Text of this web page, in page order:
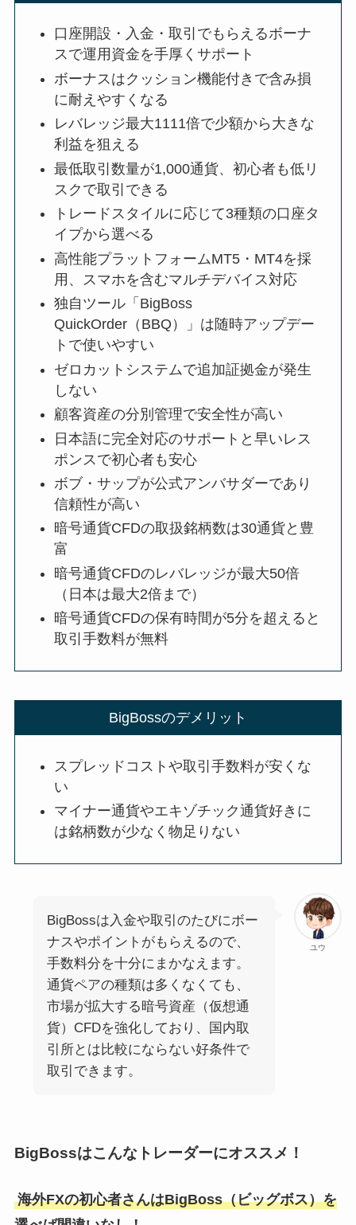
口座開設・入金・取引でもらえるボーナ
スで運用資金を手厚くサポート
ボーナスはクッション機能付きで含み損
に耐えやすくなる
レバレッジ最大1111倍で少額から大きな
利益を狙える
最低取引数量が1,000通貨、初心者も低リ
スクで取引できる
トレードスタイルに応じて3種類の口座タ
イプから選べる
高性能プラットフォームMT5・MT4を採
用、スマホを含むマルチデバイス対応
独自ツール「BigBoss
QuickOrder（BBQ）」は随時アップデー
トで使いやすい
ゼロカットシステムで追加証拠金が発生
しない
顧客資産の分別管理で安全性が高い
日本語に完全対応のサポートと早いレス
ポンスで初心者も安心
ボブ・サップが公式アンバサダーであり
信頼性が高い
暗号通貨CFDの取扱銘柄数は30通貨と豊
富
暗号通貨CFDのレバレッジが最大50倍
（日本は最大2倍まで）
暗号通貨CFDの保有時間が5分を超えると
取引手数料が無料
BigBossのデメリット
スプレッドコストや取引手数料が安くな
い
マイナー通貨やエキゾチック通貨好きに
は銘柄数が少なく物足りない
ユウ
BigBossは入金や取引のたびにボー
ナスやポイントがもらえるので、
手数料分を十分にまかなえます。
通貨ペアの種類は多くなくても、
市場が拡大する暗号資産（仮想通
貨）CFDを強化しており、国内取
引所とは比較にならない好条件で
取引できます。
BigBossはこんなトレーダーにオススメ！
海外FXの初心者さんはBigBoss（ビッグボス）を